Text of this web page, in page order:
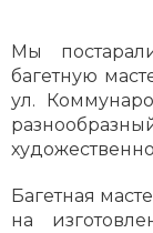
Мы
багетную
ул.
Багетная
на